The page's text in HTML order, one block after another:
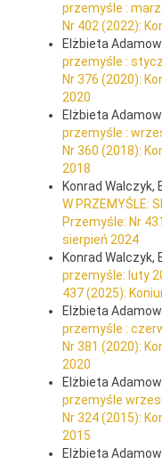
przemyśle :
Nr 402 (2022):
Elżbieta
przemyśle :
Nr 376 (2020):
2020
Elżbieta
przemyśle :
Nr 360 (2018):
2018
Konrad Walczyk,
W PRZEMYŚLE:
Przemyśle: Nr
sierpień 2024
Konrad Walczyk,
przemyśle: luty
437 (2025):
Elżbieta
przemyśle :
Nr 381 (2020):
2020
Elżbieta
przemyśle
Nr 324 (2015):
2015
Elżbieta